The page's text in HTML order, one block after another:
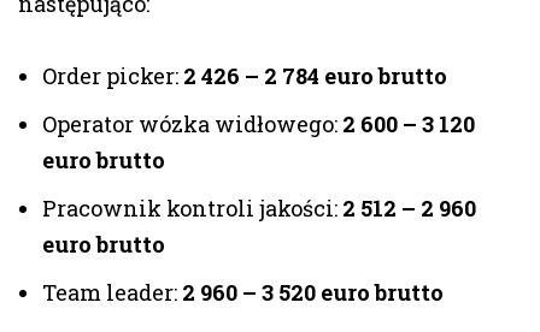
Order picker: 2 426 – 2 784 euro brutto
Operator wózka widłowego: 2 600 – 3 120
euro brutto
Pracownik kontroli jakości: 2 512 – 2 960
euro brutto
Team leader: 2 960 – 3 520 euro brutto